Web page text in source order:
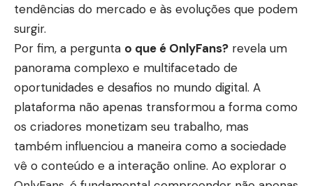
tendências do mercado e às evoluções que podem
surgir.
Por fim, a pergunta o que é OnlyFans? revela um
panorama complexo e multifacetado de
oportunidades e desafios no mundo digital. A
plataforma não apenas transformou a forma como
os criadores monetizam seu trabalho, mas
também influenciou a maneira como a sociedade
vê o conteúdo e a interação online. Ao explorar o